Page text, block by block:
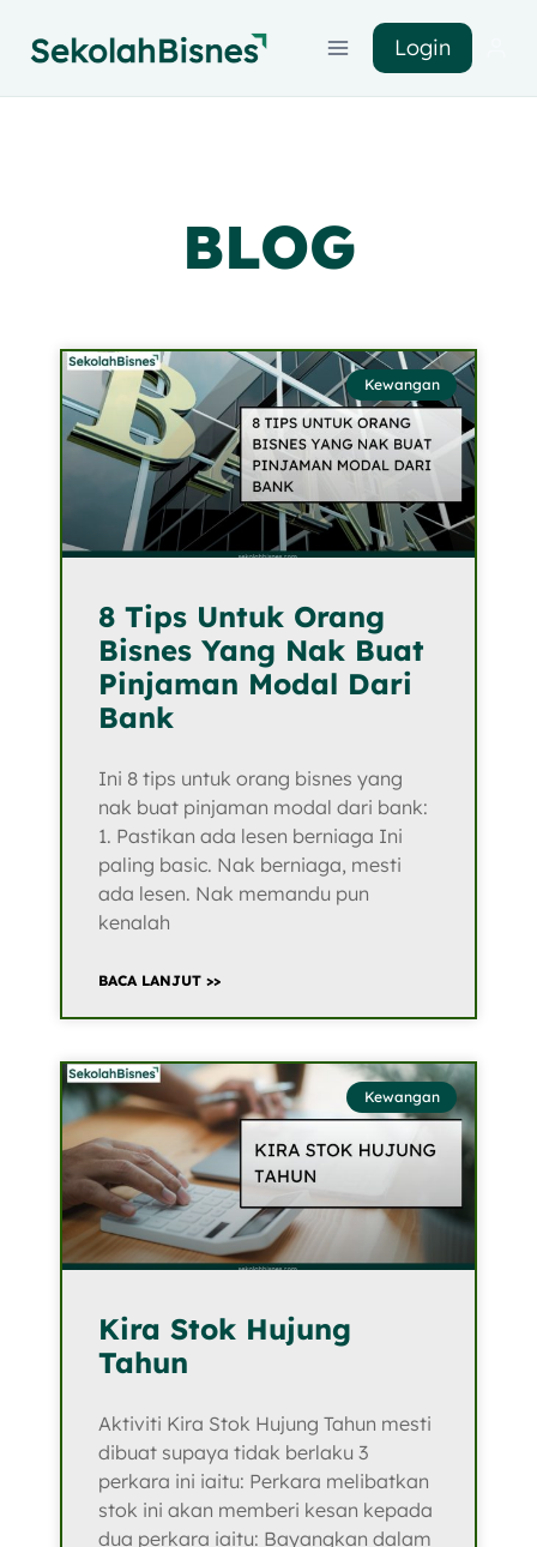
Login
BLOG
Kewangan
8 Tips Untuk Orang
Bisnes Yang Nak Buat
Pinjaman Modal Dari
Bank
Ini 8 tips untuk orang bisnes yang
nak buat pinjaman modal dari bank:
1. Pastikan ada lesen berniaga Ini
paling basic. Nak berniaga, mesti
ada lesen. Nak memandu pun
kenalah
BACA LANJUT >>
Kewangan
Kira Stok Hujung
Tahun
Aktiviti Kira Stok Hujung Tahun mesti
dibuat supaya tidak berlaku 3
perkara ini iaitu: Perkara melibatkan
stok ini akan memberi kesan kepada
dua perkara iaitu: Bayangkan dalam